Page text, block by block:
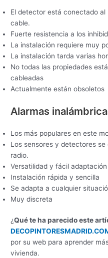
El detector está conectado
cable.
Fuerte resistencia a los
La instalación requiere muy
La instalación tarda varias
No todas las propiedades
cableadas
Actualmente están obsoletos
Alarmas
Los más populares en este
Los sensores y detectores
radio.
Versatilidad y fácil adaptación
Instalación rápida y sencilla
Se adapta a cualquier
Muy discreta
¿Qué te ha parecido este
por su web para aprender
vivienda.